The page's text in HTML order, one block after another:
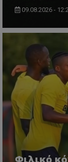
09.08.2026 -